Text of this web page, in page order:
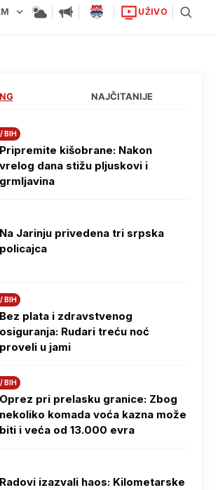
UŽIVO
NAJČITANIJE
BIH
Pripremite kišobrane: Nakon
vrelog dana stižu pljuskovi i
grmljavina
Na Јarinju privedena tri srpska
policajca
BIH
Bez plata i zdravstvenog
osiguranja: Rudari treću noć
proveli u jami
BIH
Oprez pri prelasku granice: Zbog
nekoliko komada voća kazna može
biti i veća od 13.000 evra
Radovi izazvali haos: Kilometarske